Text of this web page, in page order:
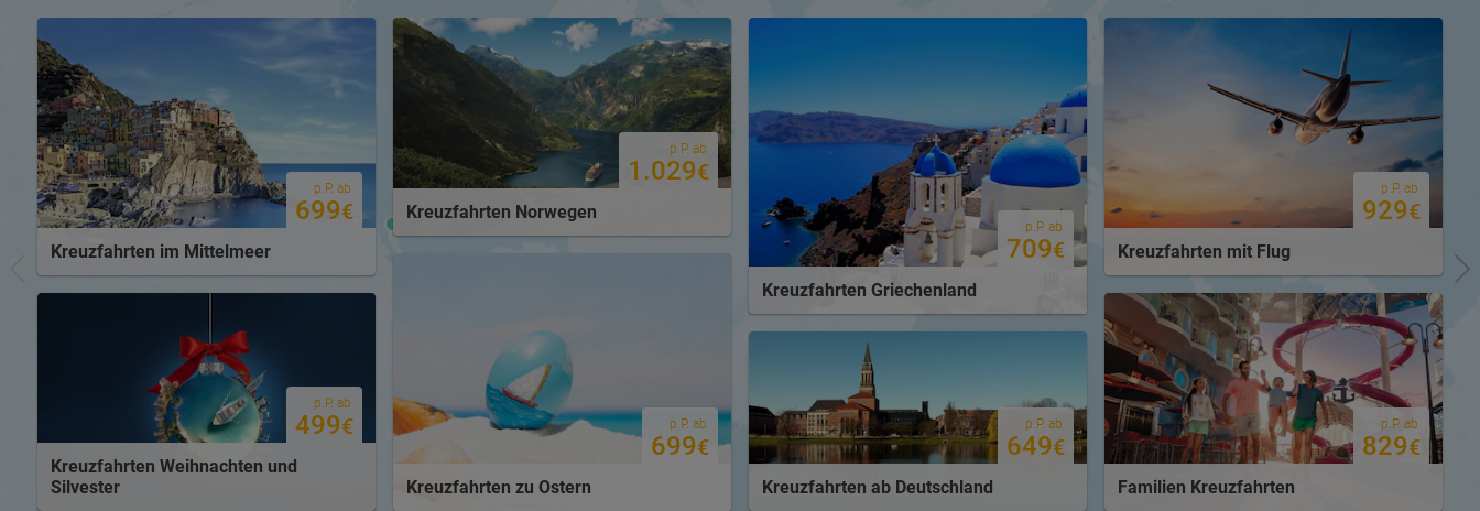
Kreuzfahrten im Mittelmeer
p.P. ab
699€
Kreuzfahrten Weihnachten und
Silvester
p.P. ab
499€
Kreuzfahrten Norwegen
p.P. ab
1.029€
Kreuzfahrten zu Ostern
p.P. ab
699€
Kreuzfahrten Griechenland
p.P. ab
709€
Kreuzfahrten ab Deutschland
p.P. ab
649€
Kreuzfahrten mit Flug
p.P. ab
929€
Familien Kreuzfahrten
p.P. ab
829€